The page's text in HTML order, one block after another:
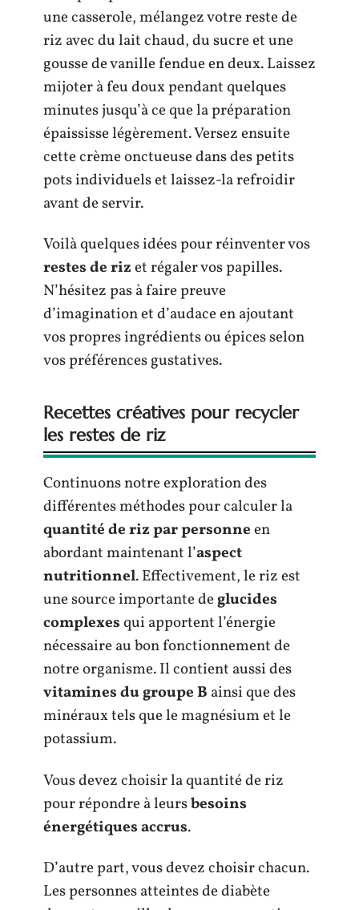
une casserole, mélangez votre reste de
riz avec du lait chaud, du sucre et une
gousse de vanille fendue en deux. Laissez
mijoter à feu doux pendant quelques
minutes jusqu’à ce que la préparation
épaississe légèrement. Versez ensuite
cette crème onctueuse dans des petits
pots individuels et laissez-la refroidir
avant de servir.
Voilà quelques idées pour réinventer vos
restes de rizet régaler vos papilles.
N’hésitez pas à faire preuve
d’imagination et d’audace en ajoutant
vos propres ingrédients ou épices selon
vos préférences gustatives.
Recettes créatives pour recycler
les restes de riz
Continuons notre exploration des
différentes méthodes pour calculer la
quantité de riz par personneen
abordant maintenant l’aspect
nutritionnel. Effectivement, le riz est
une source importante deglucides
complexesqui apportent l’énergie
nécessaire au bon fonctionnement de
notre organisme. Il contient aussi des
vitamines du groupe B ainsi que des
minéraux tels que le magnésium et le
potassium.
Vous devez choisir la quantité de riz
pour répondre à leursbesoins
énergétiques accrus.
D’autre part, vous devez choisir chacun.
Les personnes atteintes de diabète